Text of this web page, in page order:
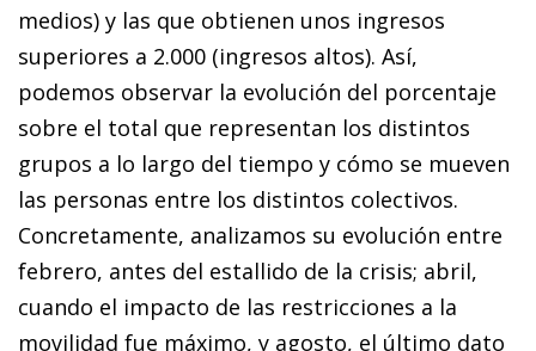
medios) y las que obtienen unos ingresos
superiores a 2.000 (ingresos altos). Así,
podemos observar la evolución del porcentaje
sobre el total que representan los distintos
grupos a lo largo del tiempo y cómo se mueven
las personas entre los distintos colectivos.
Concretamente, analizamos su evolución entre
febrero, antes del estallido de la crisis; abril,
cuando el impacto de las restricciones a la
movilidad fue máximo, y agosto, el último dato